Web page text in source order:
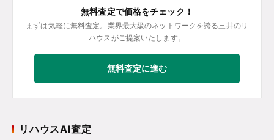
無料査定で価格をチェック！
まずは気軽に無料査定。業界最大級のネットワークを誇る三井のリ
ハウスがご提案いたします。
無料査定に進む
リハウスAI査定